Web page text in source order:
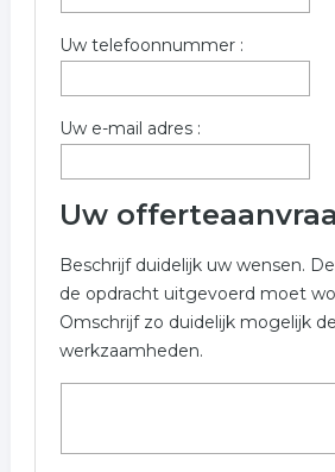
Trefwoorden:
sportvereniging sportclub
Uw telefoonnummer :
Uw e-mail adres :
Uw
Beschrijf duidelijk uw wensen.
de opdracht uitgevoerd moet
Omschrijf zo duidelijk mogelijk
werkzaamheden.